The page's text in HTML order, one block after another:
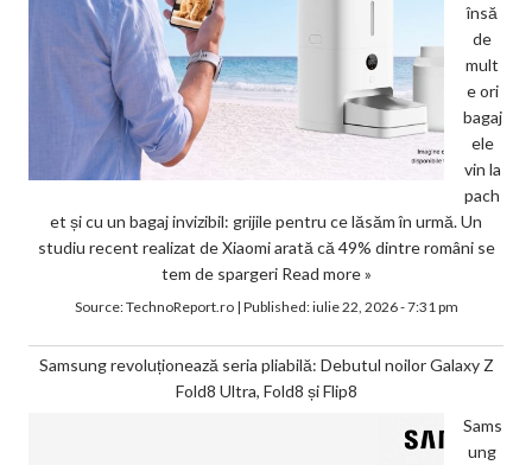
însă
de
mult
e ori
bagaj
ele
vin la
pach
et și cu un bagaj invizibil: grijile pentru ce lăsăm în urmă. Un
studiu recent realizat de Xiaomi arată că 49% dintre români se
tem de spargeri Read more »
Source:TechnoReport.ro| Published:iulie 22, 2026 - 7:31 pm
Samsung revoluționează seria pliabilă: Debutul noilor Galaxy Z
Fold8 Ultra, Fold8 și Flip8
Sams
ung